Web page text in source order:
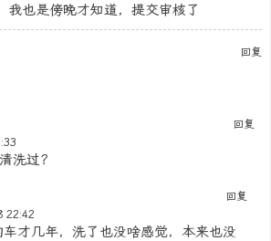
我也是傍晚才知道，提交审核了
回复
回复
洗过？
回复
22:42
才几年，洗了也没啥感觉，本来也没